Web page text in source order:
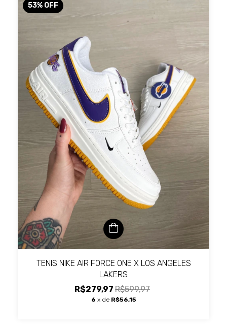
53% OFF
TENIS NIKE AIR FORCE ONE X LOS ANGELES
LAKERS
R$279,97 R$599,97
6 x de R$56,15